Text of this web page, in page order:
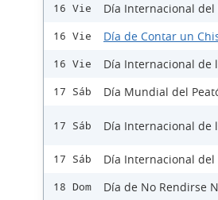
16 Vie Día Internacional del
16 Vie Día de Contar un
16 Vie Día Internacional de
17 Sáb Día Mundial del
17 Sáb Día Internacional de
17 Sáb Día Internacional del
18 Dom Día de No Rendirse